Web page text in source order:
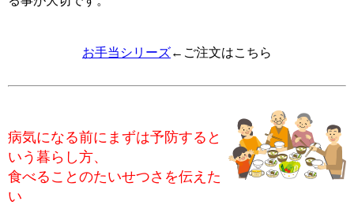
お手当シリーズ←ご注文はこちら
病気になる前にまずは予防すると
いう暮らし方、
食べることのたいせつさを伝えた
い